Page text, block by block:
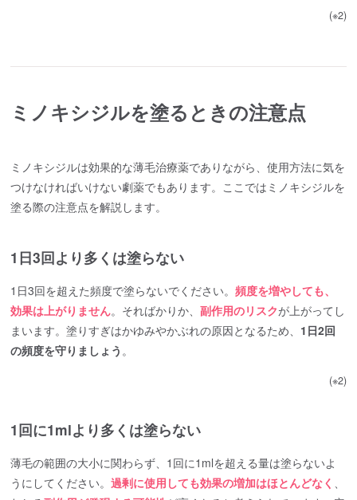
(※2)
ミノキシジルを塗るときの注意点
ミノキシジルは効果的な薄毛治療薬でありながら、使用方法に気を
つけなければいけない劇薬でもあります。ここではミノキシジルを
塗る際の注意点を解説します。
1日3回より多くは塗らない
1日3回を超えた頻度で塗らないでください。頻度を増やしても、
効果は上がりません。そればかりか、副作用のリスクが上がってし
まいます。塗りすぎはかゆみやかぶれの原因となるため、 1日2回
の頻度を守りましょう 。
(※2)
1回に1mlより多くは塗らない
薄毛の範囲の大小に関わらず、1回に1mlを超える量は塗らないよ
うにしてください。過剰に使用しても効果の増加はほとんどなく